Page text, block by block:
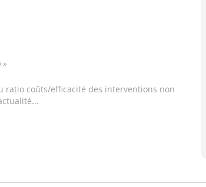
»
ratio coûts/efficacité des interventions non